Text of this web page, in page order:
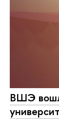
ВШЭ